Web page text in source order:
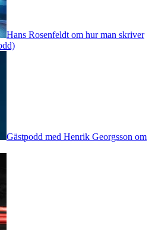
Hans Rosenfeldt om hur man skriver
Gästpodd med Henrik Georgsson om